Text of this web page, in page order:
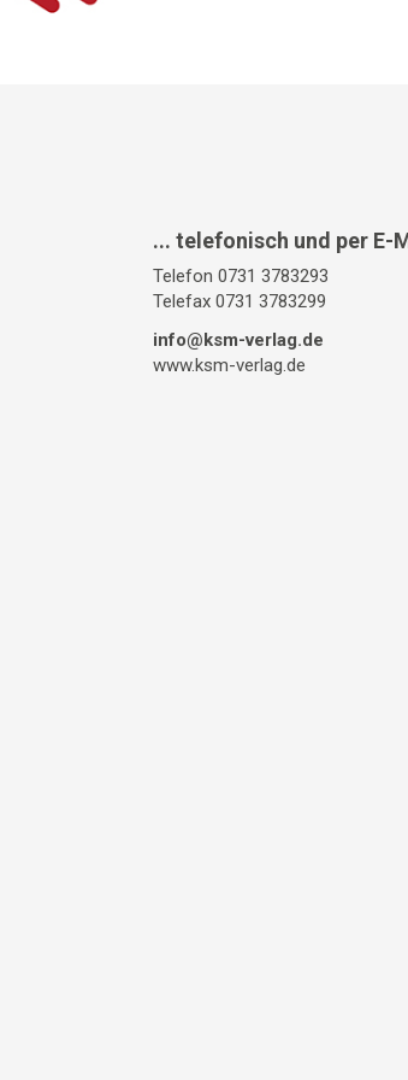
... telefonisch und per E-
Telefon 0731 3783293
Telefax 0731 3783299
info@ksm-verlag.de
www.ksm-verlag.de